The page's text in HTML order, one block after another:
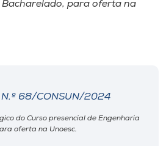
Bacharelado, para oferta na
N.º 68/CONSUN/2024
do Curso presencial de Engenharia
oferta na Unoesc.